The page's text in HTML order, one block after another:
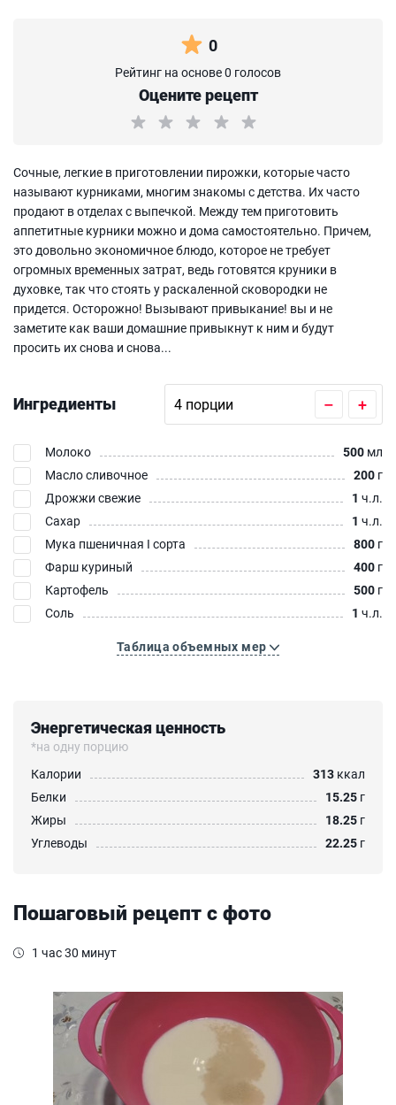
0
Рейтинг на основе 0 голосов
Оцените рецепт
Сочные, легкие в приготовлении пирожки, которые часто
называют курниками, многим знакомы с детства. Их часто
продают в отделах с выпечкой. Между тем приготовить
аппетитные курники можно и дома самостоятельно. Причем,
это довольно экономичное блюдо, которое не требует
огромных временных затрат, ведь готовятся круники в
духовке, так что стоять у раскаленной сковородки не
придется. Осторожно! Вызывают привыкание! вы и не
заметите как ваши домашние привыкнут к ним и будут
просить их снова и снова...
Ингредиенты – +
Молоко 500 мл
Масло сливочное
200 г
Дрожжи свежие
1 ч.л.
Сахар
1 ч.л.
Мука пшеничная I сорта
800 г
Фарш куриный
400 г
Картофель
500 г
Соль
1 ч.л.
Таблица объемных мер
Энергетическая ценность
*на одну порцию
Калории
313 ккал
Белки
15.25 г
Жиры
18.25 г
Углеводы
22.25 г
Пошаговый рецепт с фото
1 час 30 минут